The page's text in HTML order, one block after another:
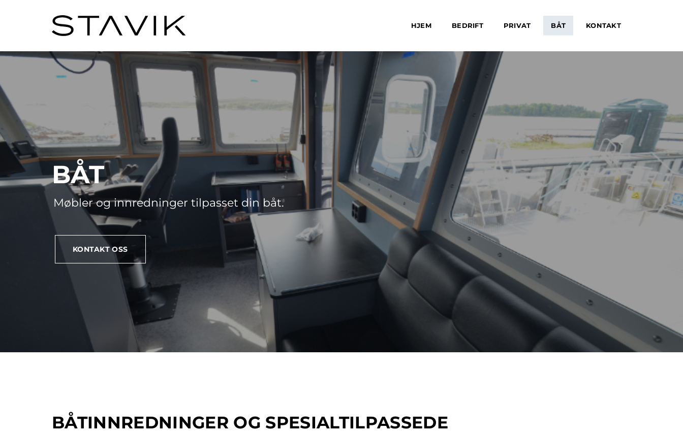
HJEM BEDRIFT PRIVAT BÅT KONTAKT
BÅT
Møbler og innredninger tilpasset din båt.
KONTAKT OSS
BÅTINNREDNINGER OG SPESIALTILPASSEDE